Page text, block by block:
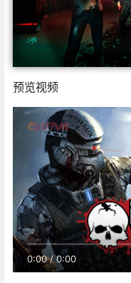
预览视频
0:00/0:00